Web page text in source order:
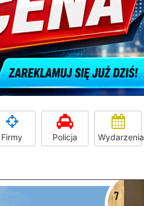
Firmy Policja Wydarzenia